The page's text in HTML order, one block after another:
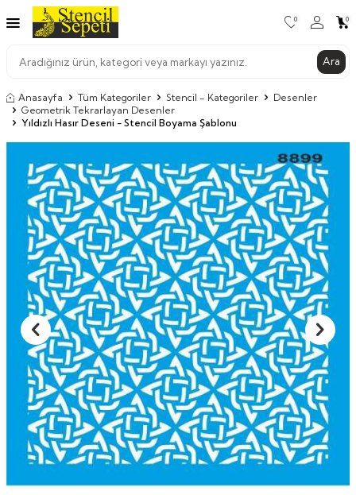
Ara
0 0
Anasayfa Tüm Kategoriler Stencil - Kategoriler
Desenler
Geometrik Tekrarlayan Desenler
Yıldızlı Hasır Deseni - Stencil Boyama Şablonu